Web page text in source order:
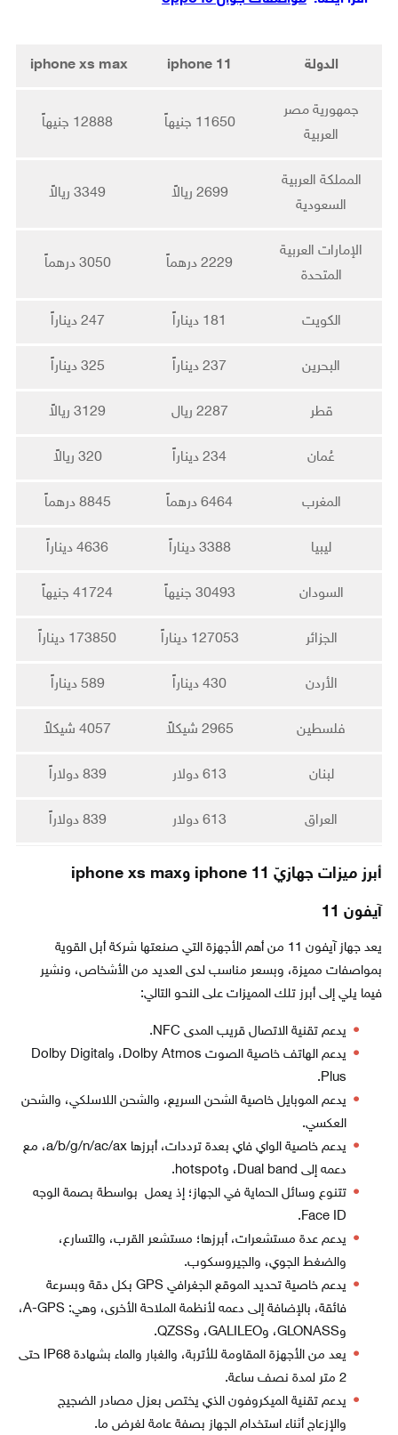
الدولة iphone 11
iphone xs max
جمهورية مصر
العربية
11650 جنيهاً 12888 جنيهاً
المملكة العربية
السعودية
2699 ريالاً 3349 ريالاً
الإمارات العربية
المتحدة
2229 درهماً 3050 درهماً
الكويت 181 ديناراً 247 ديناراً
البحرين 237 ديناراً 325 ديناراً
قطر 2287 ريال 3129 ريالاً
عُمان 234 ديناراً 320 ريالاً
المغرب 6464 درهماً 8845 درهماً
ليبيا 3388 ديناراً 4636 ديناراً
السودان 30493 جنيهاً 41724 جنيهاً
الجزائر 127053 ديناراً 173850 ديناراً
الأردن 430 ديناراً 589 ديناراً
فلسطين 2965 شيكلاً 4057 شيكلاً
لبنان 613 دولار 839 دولاراً
العراق 613 دولار 839 دولاراً
أبرز ميزات جهازيّ iphone 11 وiphone xs max
آيفون 11
يعد جهاز آيفون 11 من أهم الأجهزة التي صنعتها شركة أبل القوية
بمواصفات مميزة، وبسعر مناسب لدى العديد من الأشخاص، ونشير
فيما يلي إلى أبرز تلك المميزات على النحو التالي:
يدعم تقنية الاتصال قريب المدى NFC.
يدعم الهاتف خاصية الصوت Dolby Atmos، وDolby Digital
Plus.
يدعم الموبايل خاصية الشحن السريع، والشحن اللاسلكي، والشحن
العكسي.
يدعم خاصية الواي فاي بعدة ترددات، أبرزها a/b/g/n/ac/ax، مع
دعمه إلى Dual band، وhotspot.
تتنوع وسائل الحماية في الجهاز؛ إذ يعمل بواسطة بصمة الوجه
Face ID.
يدعم عدة مستشعرات، أبرزها؛ مستشعر القرب، والتسارع،
والضغط الجوي، والجيروسكوب.
يدعم خاصية تحديد الموقع الجغرافي GPS بكل دقة وبسرعة
فائقة، بالإضافة إلى دعمه لأنظمة الملاحة الأخرى، وهي: A-GPS،
وGLONASS، وGALILEO، وQZSS.
يعد من الأجهزة المقاومة للأتربة، والغبار والماء بشهادة IP68 حتى
2 متر لمدة نصف ساعة.
يدعم تقنية الميكروفون الذي يختص بعزل مصادر الضجيج
والإزعاج أثناء استخدام الجهاز بصفة عامة لغرض ما.